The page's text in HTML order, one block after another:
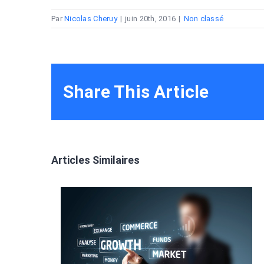
ParNicolas Cheruy | juin 20th, 2016 | Non classé
Share This Article
Articles Similaires